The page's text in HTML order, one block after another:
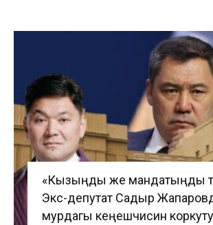
«Кызыңды же мандатыңды
Экс-депутат Садыр
мурдагы кеңешчисин